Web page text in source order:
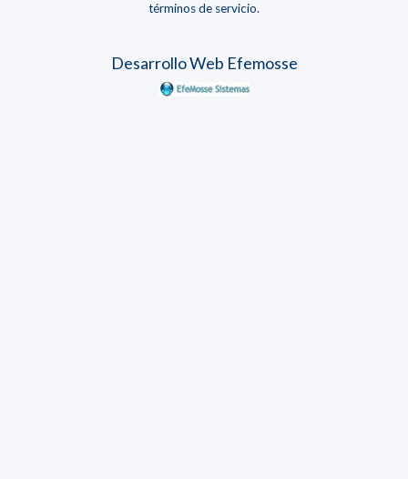
términos de servicio.
Desarrollo Web Efemosse